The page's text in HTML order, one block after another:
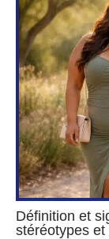
Définition et
stéréotypes et